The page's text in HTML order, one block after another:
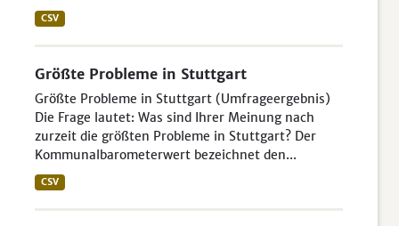
CSV
Größte Probleme in Stuttgart
Größte Probleme in Stuttgart (Umfrageergebnis)
Die Frage lautet: Was sind Ihrer Meinung nach
zurzeit die größten Probleme in Stuttgart? Der
Kommunalbarometerwert bezeichnet den...
CSV